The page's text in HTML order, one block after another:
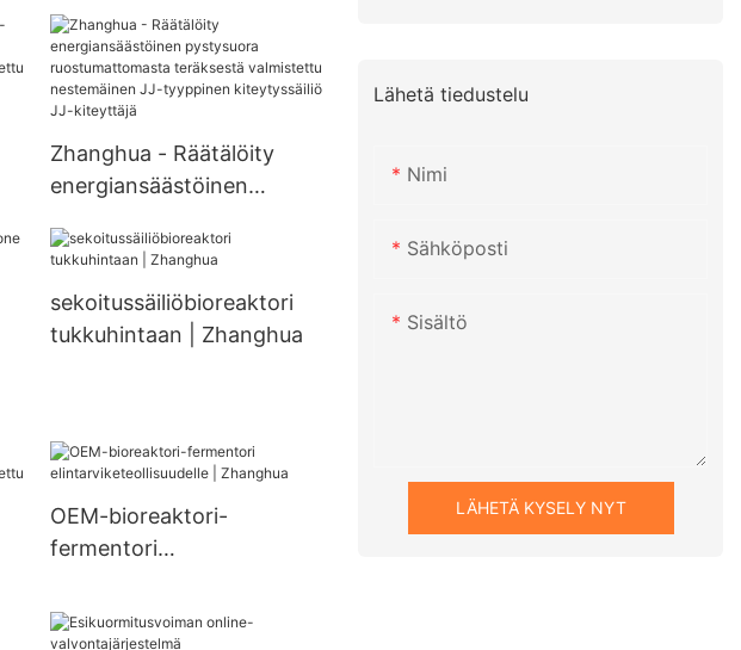
Zhanghua - Räätälöity
energiansäästöinen
ruostumattomasta
nestemäinen JJ-tyyppinen
kiteytyssäiliö JJ-kiteyttäjä
sekoitussäiliöbioreaktori
tukkuhintaan | Zhanghua
OEM-bioreaktori-
fermentori
Zhanghua
Lähetä tiedustelu
Nimi
Sähköposti
Sisältö
LÄHETÄ KYSELY NYT